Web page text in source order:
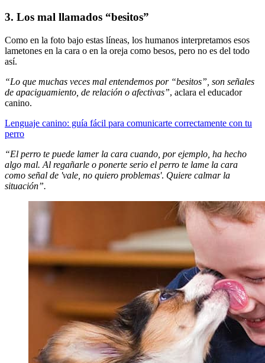
3. Los mal llamados “besitos”
Como en la foto bajo estas líneas, los humanos interpretamos esos
lametones en la cara o en la oreja como besos, pero no es del todo
así.
“Lo que muchas veces mal entendemos por “besitos”, son señales
de apaciguamiento, de relación o afectivas”, aclara el educador
canino.
Lenguaje canino: guía fácil para comunicarte correctamente con tu
perro
“El perro te puede lamer la cara cuando, por ejemplo, ha hecho
algo mal. Al regañarle o ponerte serio el perro te lame la cara
como señal de 'vale, no quiero problemas'. Quiere calmar la
situación”.